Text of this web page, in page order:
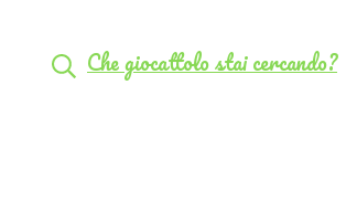
Che giocattolo stai cercando?